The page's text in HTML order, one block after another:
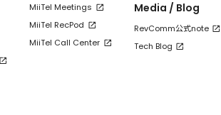
MiiTel Meetings
MiiTel RecPod
MiiTel Call Center
Media / Blog
RevComm公式note
Tech Blog